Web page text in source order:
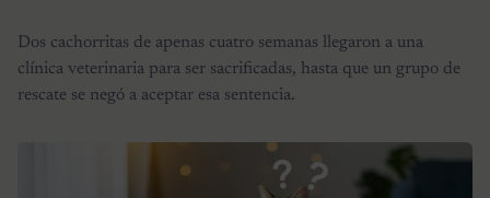
Dos cachorritas de apenas cuatro semanas llegaron a una
clínica veterinaria para ser sacrificadas, hasta que un grupo de
rescate se negó a aceptar esa sentencia.